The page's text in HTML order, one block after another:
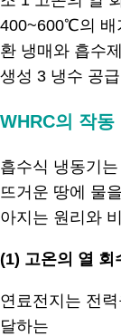
WHRC의 작동
흡수식 냉동기
뜨거운 땅에 물
아지는 원리와
(1) 고온의 열 회
연료전지는 전
달하는